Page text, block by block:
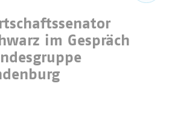
im Gespräch